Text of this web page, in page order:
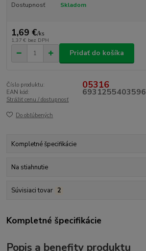
Dostupnosť Skladom
1,69 €/ks
1,37 € bez DPH
Pridať do košíka
Číslo produktu: 05316
EAN kód: 6931255403596
Strážiť cenu / dostupnosť
Do obľúbených
Kompletné špecifikácie
Na stiahnutie
Súvisiaci tovar 2
Kompletné špecifikácie
Popis a benefity produktu